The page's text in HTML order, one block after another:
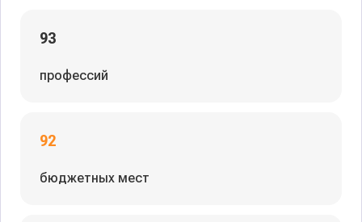
93
профессий
92
бюджетных мест